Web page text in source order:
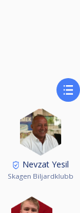
Nevzat Yesil
Skagen Biljardklubb